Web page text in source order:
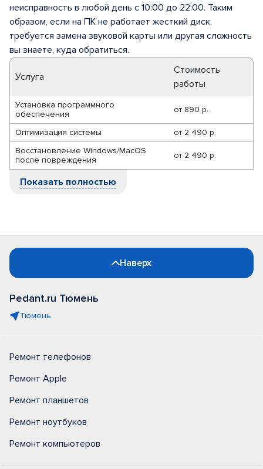
неисправность в любой день с 10:00 до 22:00. Таким
образом, если на ПК не работает жесткий диск,
требуется замена звуковой карты или другая сложность
вы знаете, куда обратиться.
Услуга
Стоимость
работы
Установка программного
обеспечения
от 890 р.
Оптимизация системы от 2 490 р.
Восстановление Windows/MacOS
после повреждения
от 2 490 р.
Показать полностью
Наверх
Pedant.ru Тюмень
Тюмень
Ремонт телефонов
Ремонт Apple
Ремонт планшетов
Ремонт ноутбуков
Ремонт компьютеров